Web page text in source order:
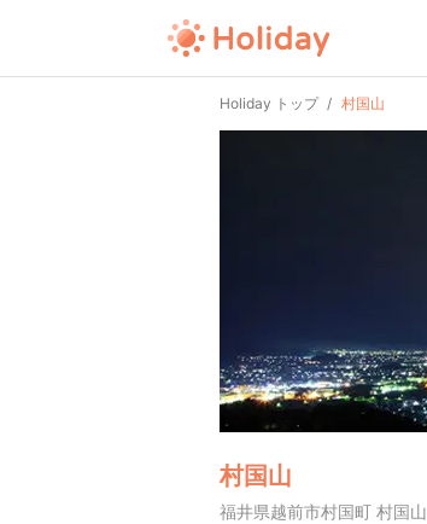
Holiday トップ 村国山
村国山
福井県越前市村国町 村国山